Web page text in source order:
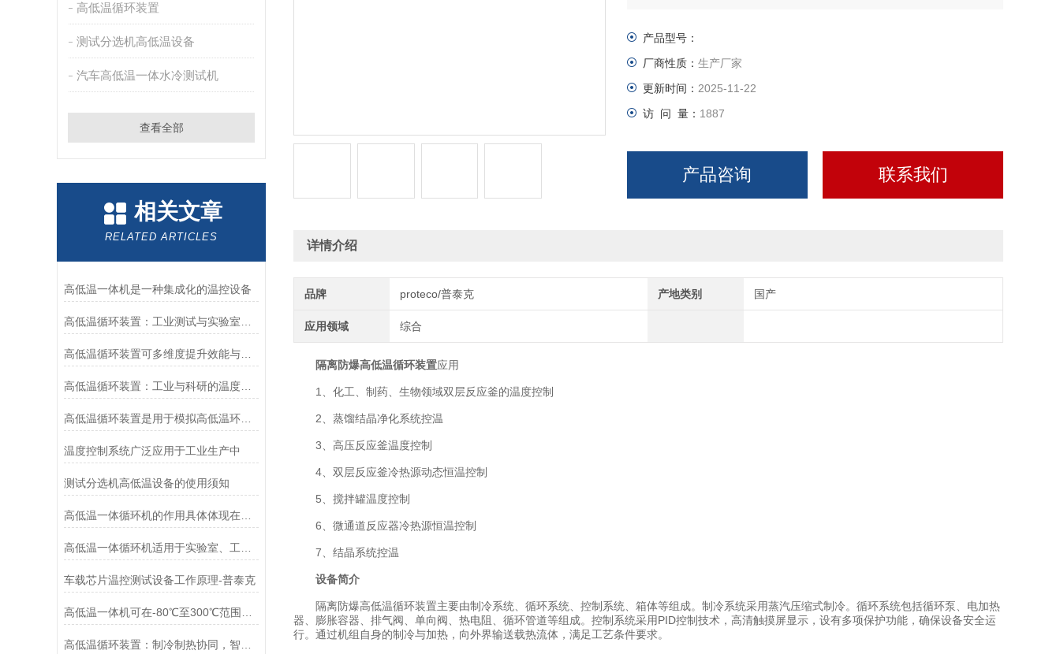
高低温循环装置
测试分选机高低温设备
汽车高低温一体水冷测试机
查看全部
相关文章
RELATED ARTICLES
高低温一体机是一种集成化的温控设备
高低温循环装置可多维度提升效能与安全
高低温循环装置：工业与科研的温度调控助手
高低温循环装置是用于模拟高低温环境的设备
温度控制系统广泛应用于工业生产中
测试分选机高低温设备的使用须知
高低温一体循环机的作用具体体现在哪些方面？
车载芯片温控测试设备工作原理-普泰克
产品型号：
厂商性质： 生产厂家
更新时间： 2025-11-22
访 问 量： 1887
产品咨询 联系我们
详情介绍
品牌 proteco/普泰克 产地类别 国产
应用领域 综合
隔离防爆高低温循环装置应用
1、化工、制药、生物领域双层反应釜的温度控制
2、蒸馏结晶净化系统控温
3、高压反应釜温度控制
4、双层反应釜冷热源动态恒温控制
5、搅拌罐温度控制
6、微通道反应器冷热源恒温控制
7、结晶系统控温
设备简介
隔离防爆高低温循环装置主要由制冷系统、循环系统、控制系统、箱体等组成。制冷系统采用蒸汽压缩式制冷。循环系统包括循环泵、电加热
器、膨胀容器、排气阀、单向阀、热电阻、循环管道等组成。控制系统采用PID控制技术，高清触摸屏显示，设有多项保护功能，确保设备安全运
行。通过机组自身的制冷与加热，向外界输送载热流体，满足工艺条件要求。